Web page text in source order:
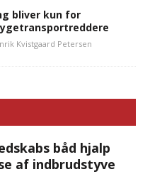
bliver kun for
Kvistgaard Petersen
båd hjalp
af indbrudstyve